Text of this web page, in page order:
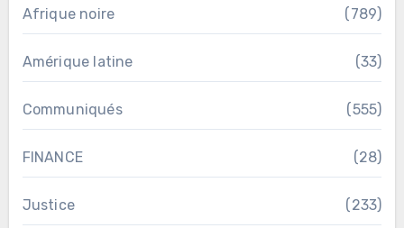
Afrique noire (789)
Amérique latine (33)
Communiqués (555)
FINANCE (28)
Justice (233)